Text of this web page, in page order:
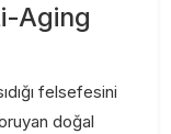
Aging
felsefesini
doğal